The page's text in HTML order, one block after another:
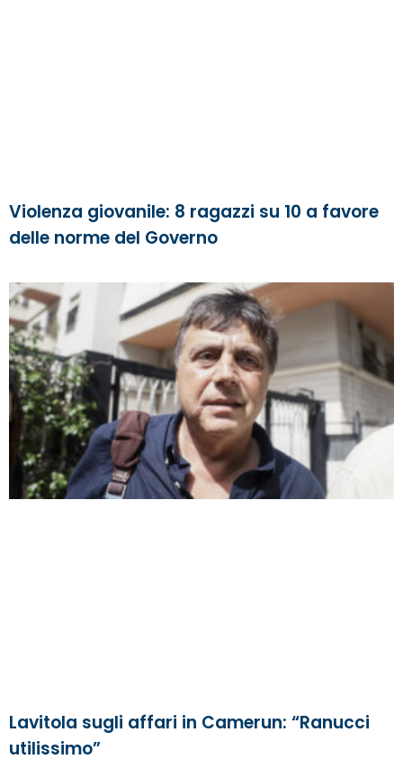
Violenza giovanile: 8 ragazzi su 10 a favore
delle norme del Governo
Lavitola sugli affari in Camerun: “Ranucci
utilissimo”